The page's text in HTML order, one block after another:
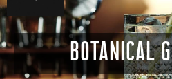
BOTANICAL